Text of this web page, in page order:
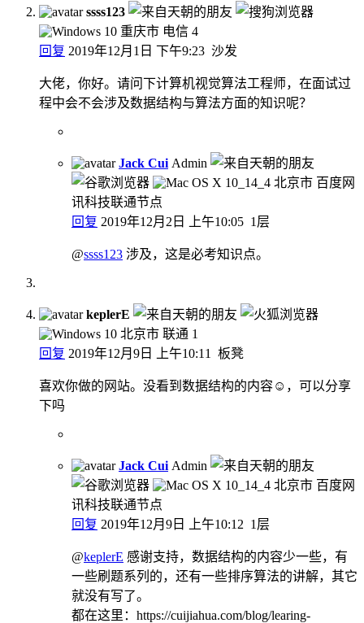
ssss123
重庆市 电信 4
回复 2019年12月1日 下午9:23 沙发
大佬，你好。请问下计算机视觉算法工程师，在面试过
程中会不会涉及数据结构与算法方面的知识呢？
Jack Cui Admin
北京市 百度网
讯科技联通节点
回复 2019年12月2日 上午10:05 1层
@ssss123 涉及，这是必考知识点。
keplerE
北京市 联通 1
回复 2019年12月9日 上午10:11 板凳
喜欢你做的网站。没看到数据结构的内容☺，可以分享
下吗
Jack Cui Admin
北京市 百度网
讯科技联通节点
回复 2019年12月9日 上午10:12 1层
@keplerE 感谢支持，数据结构的内容少一些，有
一些刷题系列的，还有一些排序算法的讲解，其它
就没有写了。
都在这里：https://cuijiahua.com/blog/learing-